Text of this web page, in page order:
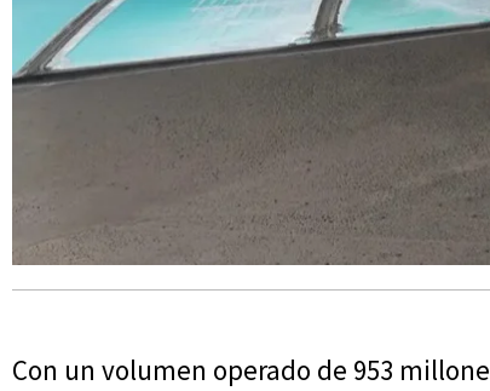
Con un volumen operado de 953